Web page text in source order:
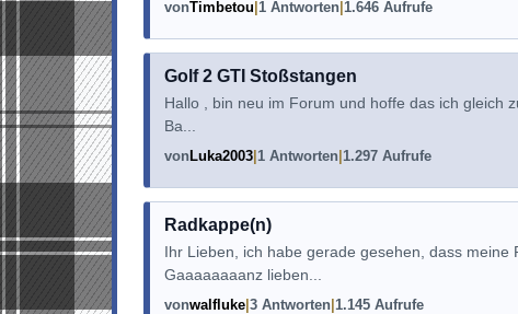
vonTimbetou 1 Antworten 1.646 Aufrufe
Golf 2 GTI Stoßstangen
Hallo , bin neu im Forum und hoffe das ich gleich
Ba...
von Luka2003 1 Antworten 1.297 Aufrufe
Radkappe(n)
Ihr Lieben, ich habe gerade gesehen, dass
Gaaaaaaaanz lieben...
vonwalfluke 3 Antworten 1.145 Aufrufe